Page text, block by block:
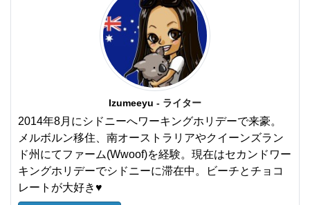
Izumeeyu - ライター
2014年8月にシドニーへワーキングホリデーで来豪。
メルボルン移住、南オーストラリアやクイーンズラン
ド州にてファーム(Wwoof)を経験。現在はセカンドワー
キングホリデーでシドニーに滞在中。ビーチとチョコ
レートが大好き♥